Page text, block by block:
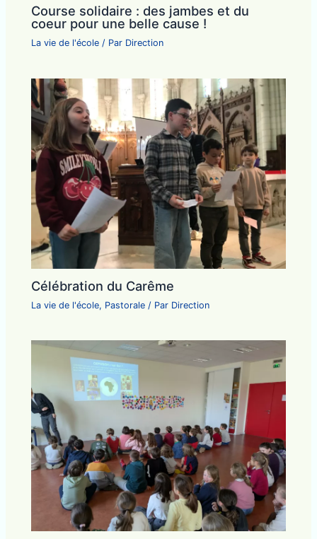
Course solidaire : des jambes et du
coeur pour une belle cause !
La vie de l'école / Par Direction
Célébration du Carême
La vie de l'école, Pastorale / Par Direction